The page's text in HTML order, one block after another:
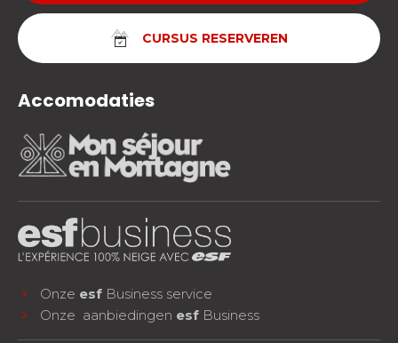
CURSUS RESERVEREN
Accomodaties
Onze esf Business service
Onze aanbiedingen esf Business